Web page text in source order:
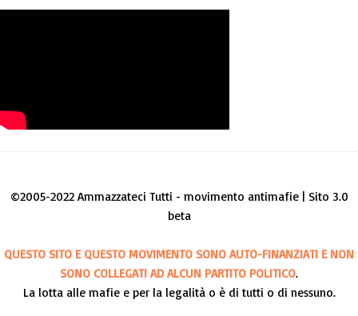
©2005-2022 Ammazzateci Tutti - movimento antimafie | Sito 3.0
beta
QUESTO SITO E QUESTO MOVIMENTO SONO AUTO-FINANZIATI E NON
SONO COLLEGATI AD ALCUN PARTITO POLITICO.
La lotta alle mafie e per la legalità o è di tutti o di nessuno.